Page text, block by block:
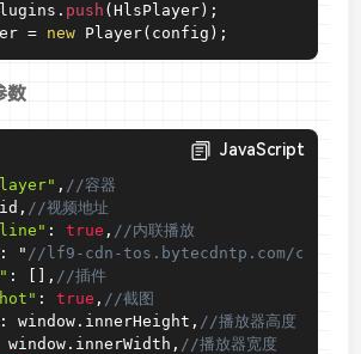
. push ( HlsPlayer ) ;
= new Player( config ) ;
数
JavaScript
, //容器
, //视频地址
: true , //内联播放
: " //lf9-cdn-tos.bytecdntp.com/cdn/
: , //插件
: true , //截图
: window . innerHeight , //播放器高度
window . innerWidth , //播放器宽度